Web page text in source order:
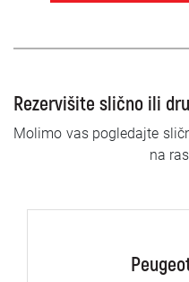
Rezervišite slično ili
Molimo vas pogledajte
na